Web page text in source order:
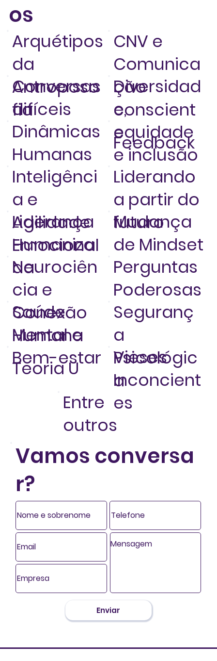
Arquétipos
da
Antroposo
fia
CNV e
Comunica
ção
conscient
e
Conversas
difíceis
Diversidad
e,
equidade
e inclusão
Dinâmicas
Humanas
Feedback
Inteligênci
a e
Agilidade
Emocional
Liderando
a partir do
futuro
Liderança
Humaniza
da
Mudança
de Mindset
Neurociên
cia e
Conexão
Humana
Perguntas
Poderosas
Saúde
Mental e
Bem-estar
Seguranç
a
Psicológic
a
Teoria U
Vieses
Inconcient
es
Entre
outros
os
Vamos conversa
r?
Enviar